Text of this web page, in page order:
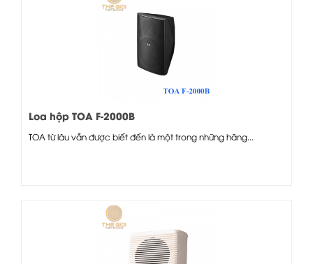
Loa hộp TOA F-2000B
TOA từ lâu vẫn được biết đến là một trong những hãng...